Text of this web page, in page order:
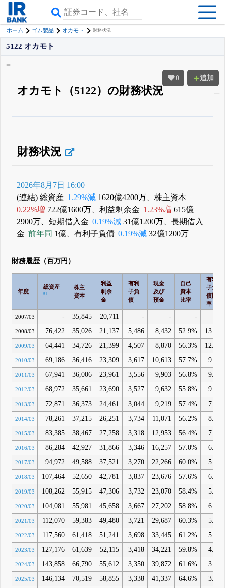
ホーム ゴム製品 オカモト 財務状況
0 追加
5122 オカモト
オカモト（5122）の財務状況
登録すると永久30%OFFと米株版の先行利用も付きます
財務状況
2026年8月7日 16:00
(連結) 総資産 1.29%減 1620億4200万、株主資本
0.22%増 722億1600万、利益剰余金 1.23%増 615億
2900万、短期借入金 0.19%減 31億1200万、長期借入
金 前年同 1億、有利子負債 0.19%減 32億1200万
財務履歴（百万円）
年度
総資産
#1
株主
資本
利益
剰余
金
有利
子負
債
現金
及び
預金
自己
資本
比率
有利
子負
債比
率
2007/03 - 35,845 20,711 - - -
2008/03 76,422 35,026 21,137 5,486 8,432 52.9% 13.6%
2009/03 64,441 34,726 21,399 4,507 8,870 56.3% 12.4%
2010/03 69,186 36,416 23,309 3,617 10,613 57.7% 9.1%
2011/03 67,941 36,006 23,961 3,556 9,903 56.8% 9.2%
2012/03 68,972 35,661 23,690 3,527 9,632 55.8% 9.2%
2013/03 72,871 36,373 24,461 3,044 9,219 57.4% 7.3%
2014/03 78,261 37,215 26,251 3,734 11,071 56.2% 8.5%
2015/03 83,385 38,467 27,258 3,318 12,953 56.4% 7.1%
2016/03 86,284 42,927 31,866 3,346 16,257 57.0% 6.8%
2017/03 94,972 49,588 37,521 3,270 22,266 60.0% 5.7%
2018/03 107,464 52,650 42,781 3,837 23,676 57.6% 6.2%
2019/03 108,262 55,915 47,306 3,732 23,070 58.4% 5.9%
2020/03 104,081 55,981 45,658 3,667 27,202 58.8% 6.0%
2021/03 112,070 59,383 49,480 3,721 29,687 60.3% 5.5%
2022/03 117,560 61,418 51,241 3,698 33,445 61.2% 5.1%
2023/03 127,176 61,639 52,115 3,418 34,221 59.8% 4.5%
2024/03 143,858 66,790 55,612 3,350 39,872 61.6% 3.8%
2025/03 146,134 70,519 58,855 3,338 41,337 64.6% 3.5%